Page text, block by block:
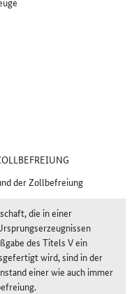
der Zollbefreiung
die in einer
des Titels V ein
wird, sind in der
einer wie auch immer